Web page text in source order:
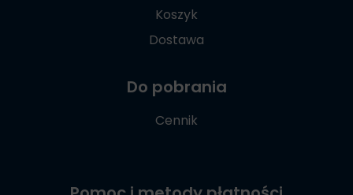
Koszyk
Dostawa
Do pobrania
Cennik